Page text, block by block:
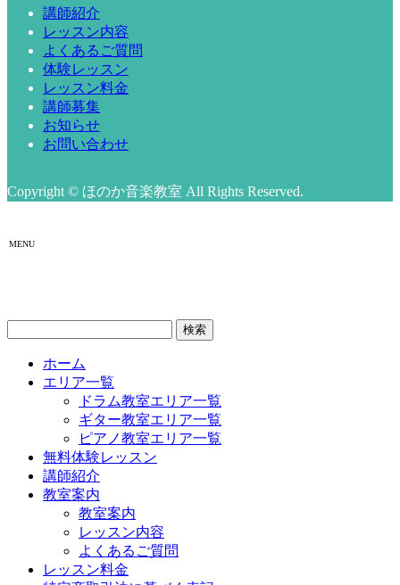
講師紹介
レッスン内容
よくあるご質問
体験レッスン
レッスン料金
講師募集
お知らせ
お問い合わせ
Copyright © ほのか音楽教室 All Rights Reserved.
MENU
ホーム
エリア一覧
ドラム教室エリア一覧
ギター教室エリア一覧
ピアノ教室エリア一覧
無料体験レッスン
講師紹介
教室案内
教室案内
レッスン内容
よくあるご質問
レッスン料金